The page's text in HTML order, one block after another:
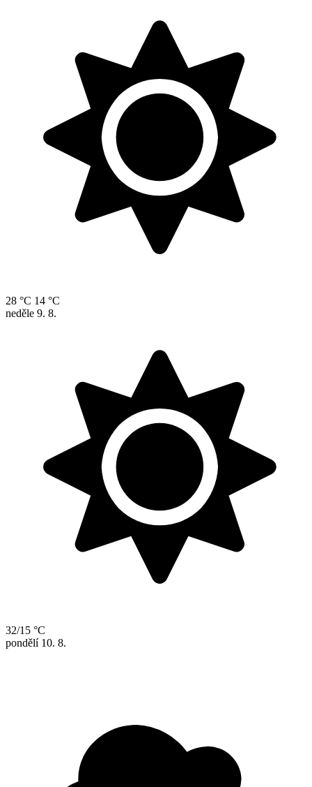
28 °C 14 °C
neděle 9. 8.
32/15 °C
pondělí 10. 8.